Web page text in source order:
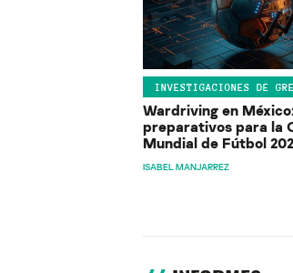
INVESTIGACIONES DE
Wardriving en
preparativos para la
Mundial de Fútbol
ISABEL MANJARREZ